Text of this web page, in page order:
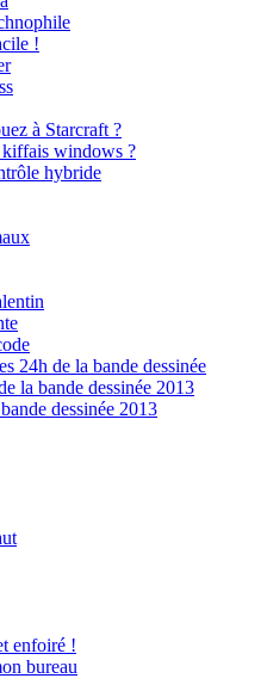
!
à Starcraft ?
windows ?
hybride
24h de la bande dessinée
la bande dessinée 2013
dessinée 2013
enfoiré !
bureau